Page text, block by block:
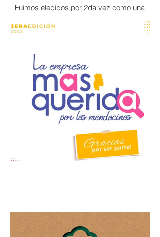
Fuimos elegidos por 2da vez como una